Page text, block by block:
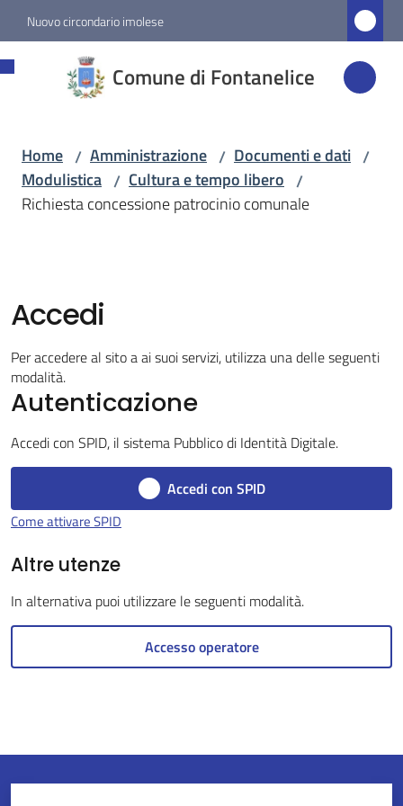
Vai al contenuto
Vai alla navigazione
Vai al footer
Nuovo circondario imolese
Comune di Fontanelice
Fontanelice
Amministrazione
Menu selezionato
Fontanelice
on-
line
gli
Home / Amministrazione / Documenti e dati /
Modulistica / Cultura e tempo libero /
Richiesta concessione patrocinio comunale
Accedi
Per accedere al sito a ai suoi servizi, utilizza una delle seguenti
modalità.
Autenticazione
Accedi con SPID, il sistema Pubblico di Identità Digitale.
Accedi con SPID
Come attivare SPID
Altre utenze
In alternativa puoi utilizzare le seguenti modalità.
Accesso operatore